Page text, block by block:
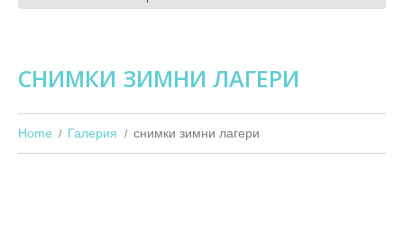
СНИМКИ ЗИМНИ ЛАГЕРИ
Home Галерия снимки зимни лагери